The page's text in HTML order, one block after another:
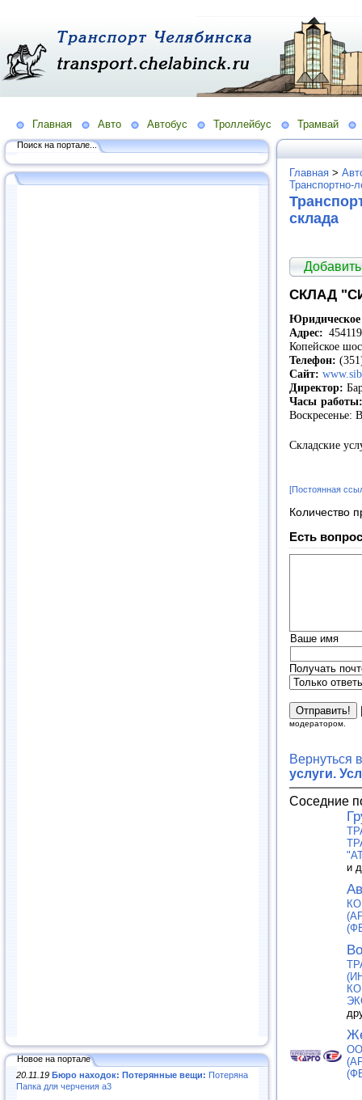
Главная Авто Автобус Троллейбус Трамвай
Поиск на портале...
Новое на портале
20.11.19 Бюро находок: Потерянные вещи: Потеряна
Папка для черчения а3
Главная >
Транспортно-
склада
СКЛАД
Юридическое
Адрес:
Копейское
Телефон:
Сайт:
Директор:
Часы
Воскресенье:
Складские
[Постоянная
Количество
Есть
Ваше имя
Получать
модератором.
Вернуться
услуги.
Соседние
и